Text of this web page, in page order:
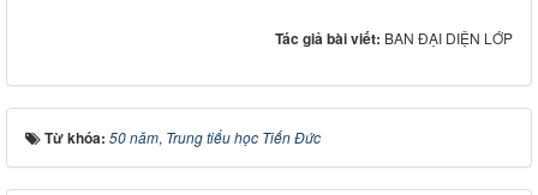
Tác giả bài viết: BAN ĐẠI DIỆN LỚP
Từ khóa: 50 năm, Trung tiểu học Tiến Đức